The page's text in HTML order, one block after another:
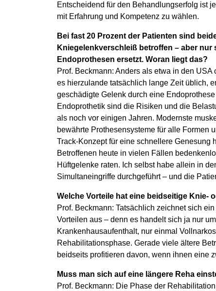
Entscheidend für den Behandlungserfolg ist
mit Erfahrung und Kompetenz zu wählen.
Bei fast 20 Prozent der Patienten sind
Kniegelenkverschleiß betroffen – aber
Endoprothesen ersetzt. Woran liegt das?
Prof. Beckmann: Anders als etwa in den
es hierzulande tatsächlich lange Zeit üblich,
geschädigte Gelenk durch eine
Endoprothetik sind die Risiken und die
als noch vor einigen Jahren. Modernste
bewährte Prothesensysteme für alle Formen
Track-Konzept für eine schnellere Genesung
Betroffenen heute in vielen Fällen
Hüftgelenke raten. Ich selbst habe allein in
Simultaneingriffe durchgeführt – und die
Welche Vorteile hat eine beidseitige Knie-
Prof. Beckmann: Tatsächlich zeichnet sich
Vorteilen aus – denn es handelt sich ja nur
Krankenhausaufenthalt, nur einmal
Rehabilitationsphase. Gerade viele ältere
beidseits profitieren davon, wenn ihnen eine
Muss man sich auf eine längere Reha
Prof. Beckmann: Die Phase der